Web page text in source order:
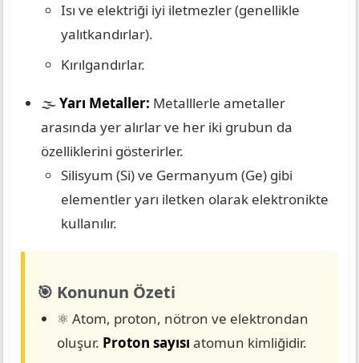
Isı ve elektriği iyi iletmezler (genellikle
yalıtkandırlar).
Kırılgandırlar.
🌫️Yarı Metaller: Metalllerle ametaller
arasında yer alırlar ve her iki grubun da
özelliklerini gösterirler.
Silisyum (Si) ve Germanyum (Ge) gibi
elementler yarı iletken olarak elektronikte
kullanılır.
🎯 Konunun Özeti
⚛️ Atom, proton, nötron ve elektrondan
oluşur. Proton sayısı atomun kimliğidir.